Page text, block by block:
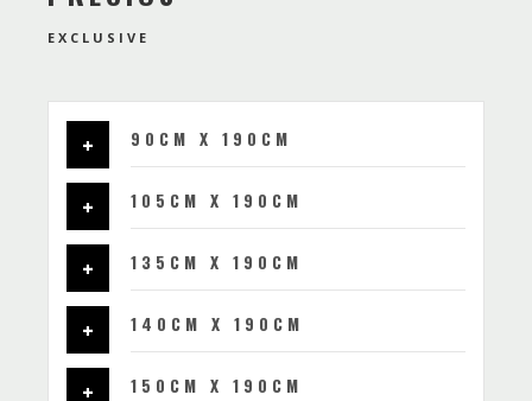
EXCLUSIVE
90CM X 190CM
105CM X 190CM
135CM X 190CM
140CM X 190CM
150CM X 190CM